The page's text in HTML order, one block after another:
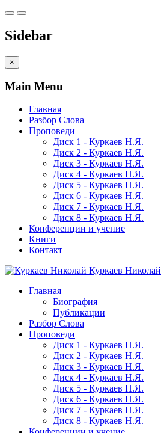
Sidebar
×
Main Menu
Главная
Разбор Слова
Проповеди
Диск 1 - Куркаев Н.Я.
Диск 2 - Куркаев Н.Я.
Диск 3 - Куркаев Н.Я.
Диск 4 - Куркаев Н.Я.
Диск 5 - Куркаев Н.Я.
Диск 6 - Куркаев Н.Я.
Диск 7 - Куркаев Н.Я.
Диск 8 - Куркаев Н.Я.
Конференции и учение
Книги
Контакт
Куркаев Николай
Главная
Биография
Публикации
Разбор Слова
Проповеди
Диск 1 - Куркаев Н.Я.
Диск 2 - Куркаев Н.Я.
Диск 3 - Куркаев Н.Я.
Диск 4 - Куркаев Н.Я.
Диск 5 - Куркаев Н.Я.
Диск 6 - Куркаев Н.Я.
Диск 7 - Куркаев Н.Я.
Диск 8 - Куркаев Н.Я.